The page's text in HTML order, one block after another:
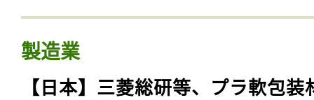
製造業
【日本】三菱総研等、プラ軟包装